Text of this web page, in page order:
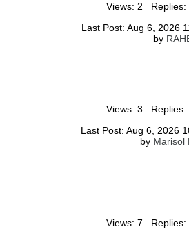
Views: 2 Replies:
Last Post: Aug 6, 2026
by
Views: 3 Replies:
Last Post: Aug 6, 2026
by Marisol
Views: 7 Replies: